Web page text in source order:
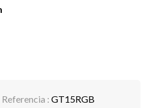
Referencia :GT15RGB